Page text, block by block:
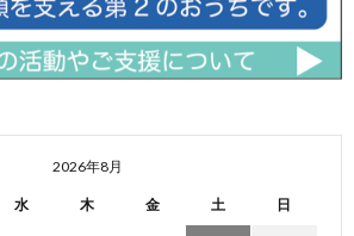
2026年8月
水 木 金 土 日